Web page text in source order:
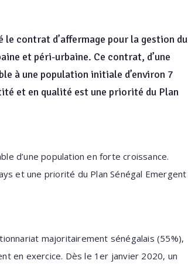
le contrat d’affermage pour la gestion du
et péri-urbaine. Ce contrat, d’une
à une population initiale d’environ 7
et en qualité est une priorité du Plan
d’une population en forte croissance.
et une priorité du Plan Sénégal Emergent
majoritairement sénégalais (55%),
en exercice. Dès le 1er janvier 2020, un